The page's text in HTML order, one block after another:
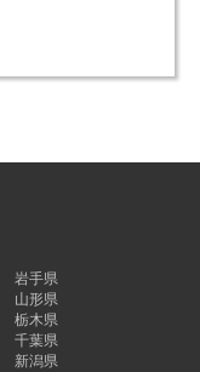
岩手県
山形県
栃木県
千葉県
新潟県